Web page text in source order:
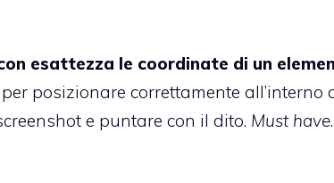
esattezza le coordinate di un
posizionare correttamente
e puntare con il dito. Must have.